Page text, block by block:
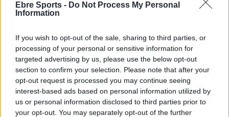
Ebre Sports - Do Not Process My Personal
Information
If you wish to opt-out of the sale, sharing to third parties, or
processing of your personal or sensitive information for
targeted advertising by us, please use the below opt-out
section to confirm your selection. Please note that after your
opt-out request is processed you may continue seeing
interest-based ads based on personal information utilized by
us or personal information disclosed to third parties prior to
your opt-out. You may separately opt-out of the further
Futbol internacional
maig 2, 2026
Futbol internacional
El roquetenc Nando Recio campió de la
Premier League de Hong Kong amb el
Kitchee FC
abril 24, 2026